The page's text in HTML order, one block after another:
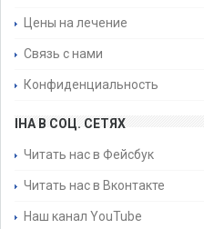
Цены на лечение
Связь с нами
Конфиденциальность
IHA В СОЦ. СЕТЯХ
Читать нас в Фейсбук
Читать нас в Вконтакте
Наш канал YouTube